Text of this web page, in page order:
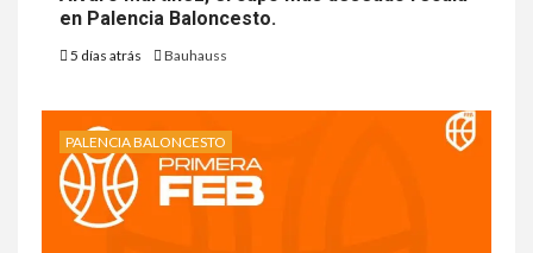
en Palencia Baloncesto.
5 días atrás Bauhauss
PALENCIA BALONCESTO